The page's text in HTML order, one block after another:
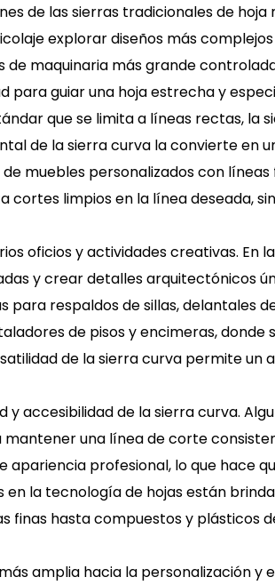
de las sierras tradicionales de
explorar diseños más
maquinaria más grande
para guiar una hoja estrecha y
que se limita a líneas rectas, la
de la sierra curva la convierte
muebles personalizados con
limpios en la línea deseada,
oficios y actividades creativas. En
y crear detalles arquitectónicos
respaldos de sillas, delantales
de pisos y encimeras,
de la sierra curva permite
accesibilidad de la sierra curva.
una línea de corte
profesional, lo que hace
la tecnología de hojas están
hasta compuestos y plásticos
amplia hacia la personalización